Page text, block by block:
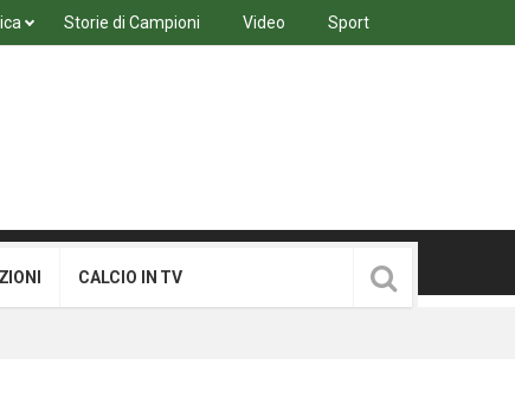
Storie di Campioni Video Sport
CALCIO IN TV